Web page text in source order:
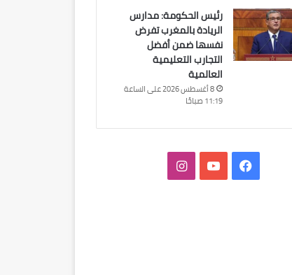
رئيس الحكومة: مدارس
الريادة بالمغرب تفرض
نفسها ضمن أفضل
التجارب التعليمية
العالمية
8 أغسطس 2026 على الساعة
11:19 صباحًا
فيسبوك‫YouTubeانستقرام